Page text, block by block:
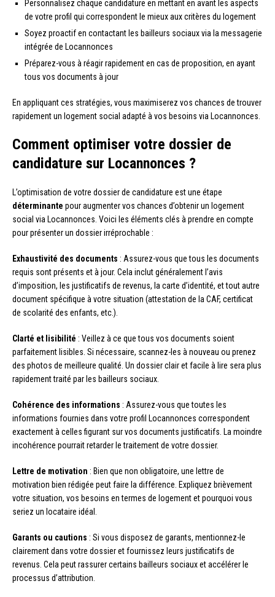
Personnalisez chaque candidature en mettant en avant les aspects
de votre profil qui correspondent le mieux aux critères du logement
Soyez proactif en contactant les bailleurs sociaux via la messagerie
intégrée de Locannonces
Préparez-vous à réagir rapidement en cas de proposition, en ayant
tous vos documents à jour
En appliquant ces stratégies, vous maximiserez vos chances de trouver
rapidement un logement social adapté à vos besoins via Locannonces.
Comment optimiser votre dossier de
candidature sur Locannonces ?
L’optimisation de votre dossier de candidature est une étape
déterminante pour augmenter vos chances d’obtenir un logement
social via Locannonces. Voici les éléments clés à prendre en compte
pour présenter un dossier irréprochable :
Exhaustivité des documents : Assurez-vous que tous les documents
requis sont présents et à jour. Cela inclut généralement l’avis
d’imposition, les justificatifs de revenus, la carte d’identité, et tout autre
document spécifique à votre situation (attestation de la CAF, certificat
de scolarité des enfants, etc.).
Clarté et lisibilité : Veillez à ce que tous vos documents soient
parfaitement lisibles. Si nécessaire, scannez-les à nouveau ou prenez
des photos de meilleure qualité. Un dossier clair et facile à lire sera plus
rapidement traité par les bailleurs sociaux.
Cohérence des informations : Assurez-vous que toutes les
informations fournies dans votre profil Locannonces correspondent
exactement à celles figurant sur vos documents justificatifs. La moindre
incohérence pourrait retarder le traitement de votre dossier.
Lettre de motivation : Bien que non obligatoire, une lettre de
motivation bien rédigée peut faire la différence. Expliquez brièvement
votre situation, vos besoins en termes de logement et pourquoi vous
seriez un locataire idéal.
Garants ou cautions : Si vous disposez de garants, mentionnez-le
clairement dans votre dossier et fournissez leurs justificatifs de
revenus. Cela peut rassurer certains bailleurs sociaux et accélérer le
processus d’attribution.